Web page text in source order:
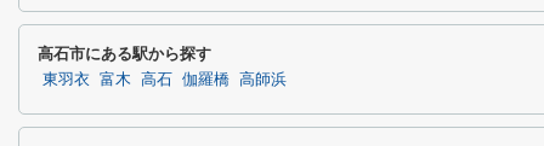
高石市にある駅から探す
東羽衣 富木 高石 伽羅橋 高師浜